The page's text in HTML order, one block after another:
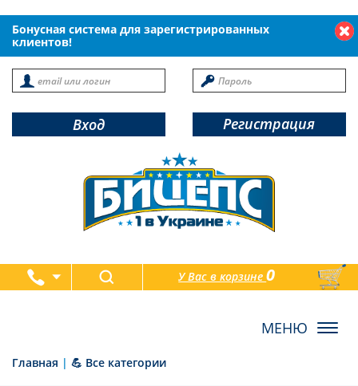
Бонусная система для зарегистрированных
клиентов!
Вход Регистрация
У Вас в корзине0
товаров
Главная | 💪 Все категории